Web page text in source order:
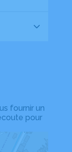
fournir un
pour